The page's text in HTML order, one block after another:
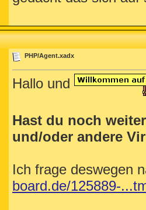
PHP/Agent.xadx
Hallo und
Hast du noch
und/oder andere
Ich frage deswegen
board.de/125889-